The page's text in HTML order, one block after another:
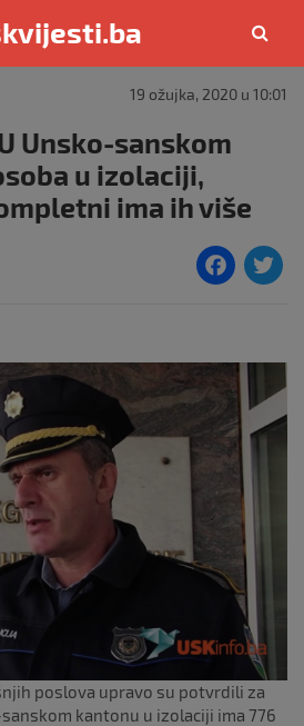
19 ožujka, 2020 u 10:01
Unsko-sanskom
u izolaciji,
ima ih više
F
e
b
o
o
k
poslova upravo su potvrdili za
kantonu u izolaciji ima 776